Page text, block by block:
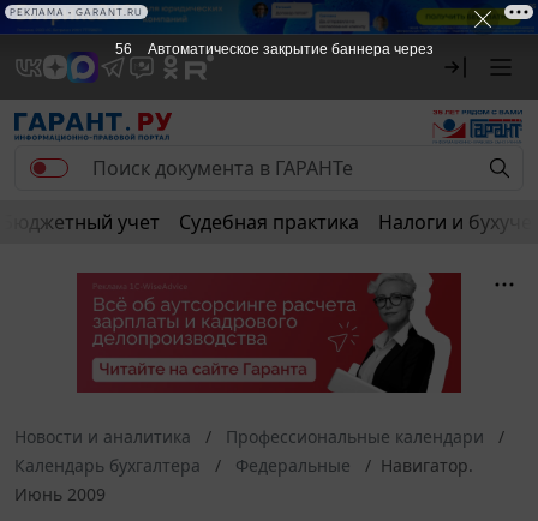
Бюджетный учет Судебная практика Налоги и
Новости и аналитика
Профессиональные календари
Календарь бухгалтера
Федеральные
Навигатор.
Июнь 2009
56 Автоматическое закрытие баннера через
РЕКЛАМА • GARANT.RU